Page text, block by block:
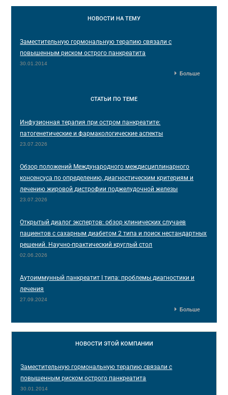
НОВОСТИ НА ТЕМУ
Заместительную гормональную терапию связали с
повышенным риском острого панкреатита
30.01.2014
Больше
СТАТЬИ ПО ТЕМЕ
Инфузионная терапия при остром панкреатите:
патогенетические и фармакологические аспекты
23.07.2026
Обзор положений Международного междисциплинарного
консенсуса по определению, диагностическим критериям и
лечению жировой дистрофии поджелудочной железы
23.07.2026
Открытый диалог экспертов: обзор клинических случаев
пациентов с сахарным диабетом 2 типа и поиск нестандартных
решений. Научно-практический круглый стол
02.06.2026
Аутоиммунный панкреатит I типа: проблемы диагностики и
лечения
27.09.2024
Больше
НОВОСТИ ЭТОЙ КОМПАНИИ
Заместительную гормональную терапию связали с
повышенным риском острого панкреатита
30.01.2014